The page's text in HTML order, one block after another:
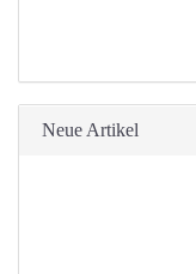
EIN.
Neue Artikel